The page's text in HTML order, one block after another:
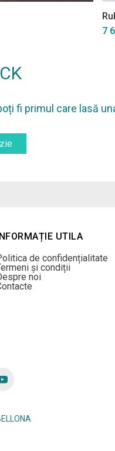
7
fi primul care lasă
UTILA
de confidențialitate
și condiții
noi